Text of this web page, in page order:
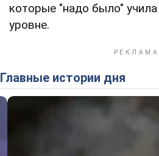
которые "надо было"
уровне.
Главные истории дня